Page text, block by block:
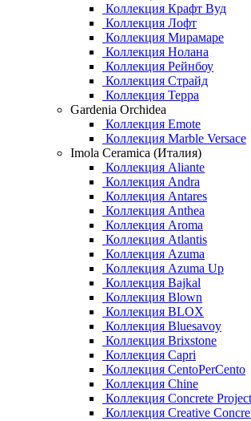
Коллекция Крафт Вуд
Коллекция Лофт
Коллекция Мирамаре
Коллекция Нолана
Коллекция Рейнбоу
Коллекция Страйд
Коллекция Терра
Gardenia Orchidea
Коллекция Emote
Коллекция Marble Versace
Imola Ceramica (Италия)
Коллекция Aliante
Коллекция Andra
Коллекция Antares
Коллекция Anthea
Коллекция Aroma
Коллекция Atlantis
Коллекция Azuma
Коллекция Azuma Up
Коллекция Bajkal
Коллекция Blown
Коллекция BLOX
Коллекция Bluesavoy
Коллекция Brixstone
Коллекция Capri
Коллекция CentoPerCento
Коллекция Chine
Коллекция Concrete Project
Коллекция Creative